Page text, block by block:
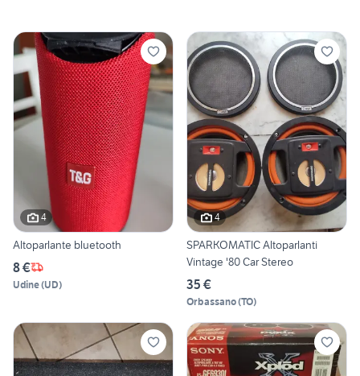
4
Altoparlante bluetooth
8 €
Udine(UD)
4
SPARKOMATIC Altoparlanti
Vintage '80 Car Stereo
35 €
Orbassano(TO)